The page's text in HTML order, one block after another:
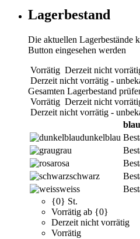
Lagerbestand
Die aktuellen Lagerbestände
Button eingesehen werden
Vorrätig Derzeit nicht
Derzeit nicht vorrätig -
Gesamten Lagerbestand
Vorrätig Derzeit nicht
Derzeit nicht vorrätig -
dunkelblau
grau
rosa
schwarz
weiss
{0} St.
Vorrätig ab {0}
Derzeit nicht vorrätig
Vorrätig